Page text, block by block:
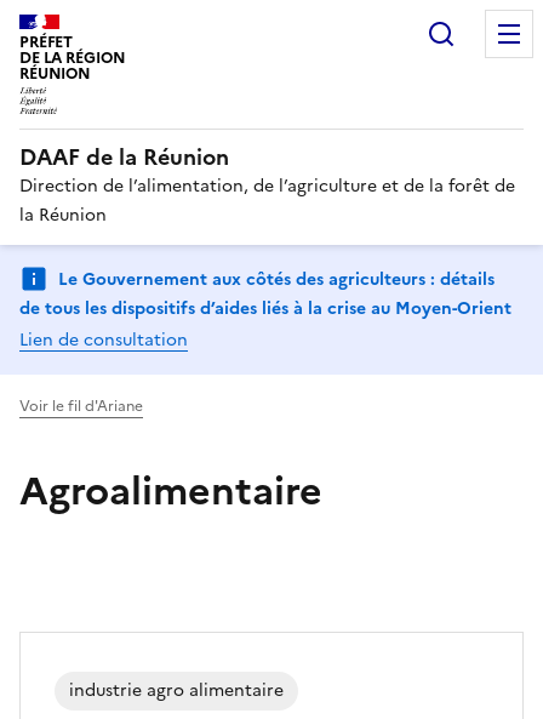
PRÉFET
DE LA RÉGION
RÉUNION
DAAF de la Réunion
Direction de l’alimentation, de l’agriculture et de la forêt de
la Réunion
Le Gouvernement aux côtés des agriculteurs : détails
de tous les dispositifs d’aides liés à la crise au Moyen-Orient
Lien de consultation
Voir le fil d'Ariane
Agroalimentaire
industrie agro alimentaire